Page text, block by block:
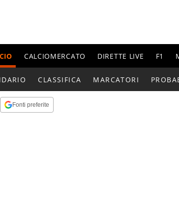
CALCIOMERCATO DIRETTE LIVE F1
CLASSIFICA MARCATORI
Fonti preferite